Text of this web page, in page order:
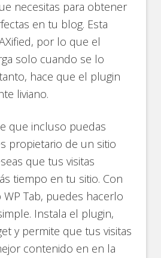
necesitas para obtener
en tu blog. Esta
por lo que el
solo cuando se lo
hace que el plugin
liviano.
que incluso puedas
propietario de un sitio
que tus visitas
tiempo en tu sitio. Con
Tab, puedes hacerlo
Instala el plugin,
y permite que tus visitas
contenido en en la